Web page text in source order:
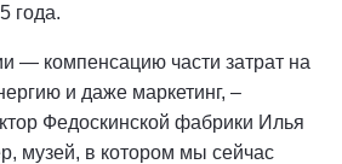
года.
— компенсацию части затрат на
и даже маркетинг, –
Федоскинской фабрики Илья
музей, в котором мы сейчас